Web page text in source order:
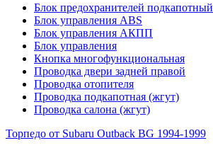
Блок предохранителей подкапотный
Блок управления ABS
Блок управления АКПП
Блок управления
Кнопка многофункциональная
Проводка двери задней правой
Проводка отопителя
Проводка подкапотная (жгут)
Проводка салона (жгут)
Торпедо от Subaru Outback BG 1994-1999